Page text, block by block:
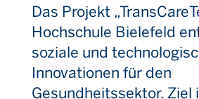
Das Projekt „Trans
Hochschule Bielefeld
soziale und
Innovationen für den
Gesundheitssektor. Ziel